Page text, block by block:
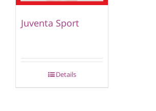
Juventa Sport
Details